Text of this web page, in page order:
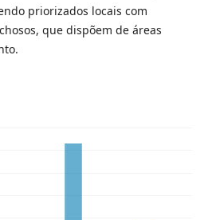
priorizados locais com
que dispõem de áreas